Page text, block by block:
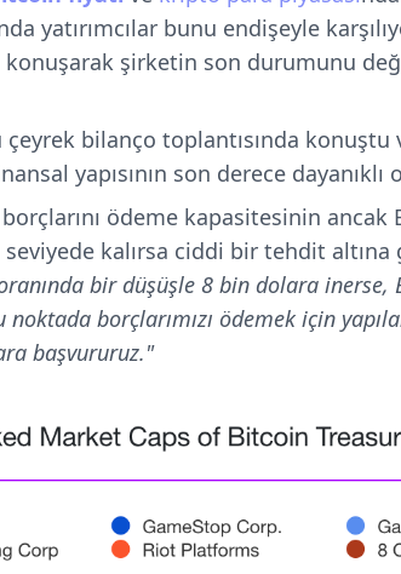
yatırımcılar bunu endişeyle
konuşarak şirketin son durumunu
bilanço toplantısında konuştu
yapısının son derece dayanıklı
ödeme kapasitesinin ancak
seviyede kalırsa ciddi bir tehdit
bir düşüşle 8 bin dolara
borçlarımızı ödemek için
başvururuz."